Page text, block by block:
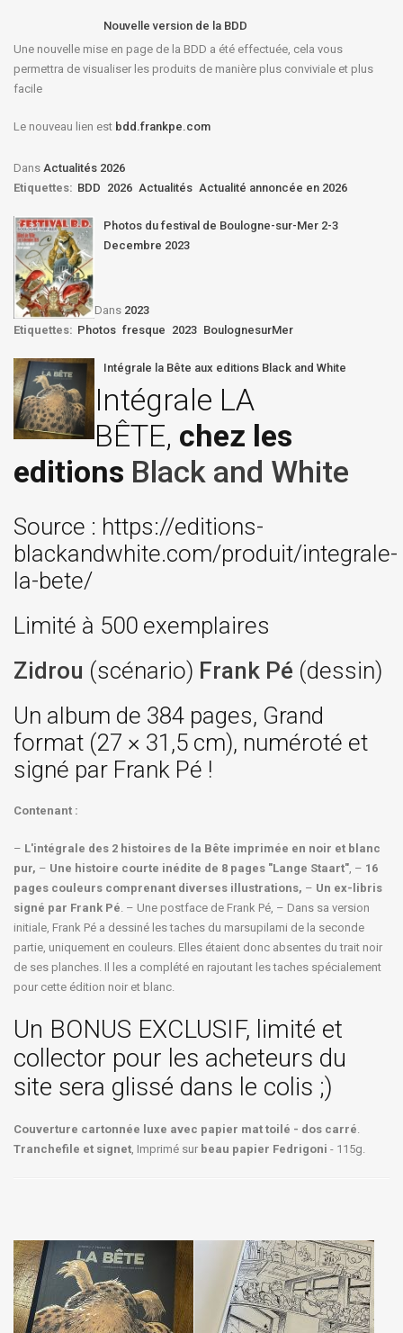
Nouvelle version de la BDD
Une nouvelle mise en page de la BDD a été effectuée, cela vous
permettra de visualiser les produits de manière plus conviviale et plus
facile
Le nouveau lien est bdd.frankpe.com
Dans Actualités 2026
Etiquettes: BDD 2026 Actualités Actualité annoncée en 2026
Photos du festival de Boulogne-sur-Mer 2-3
Decembre 2023
Dans 2023
Etiquettes: Photos fresque 2023 BoulognesurMer
Intégrale la Bête aux editions Black and White
Intégrale LA
BÊTE, chez les
editions Black and White
Source : https://editions-
blackandwhite.com/produit/integrale-
la-bete/
Limité à 500 exemplaires
Zidrou (scénario) Frank Pé (dessin)
Un album de 384 pages, Grand
format (27 × 31,5 cm), numéroté et
signé par Frank Pé !
Contenant :
– L'intégrale des 2 histoires de la Bête imprimée en noir et blanc
pur, – Une histoire courte inédite de 8 pages "Lange Staart", – 16
pages couleurs comprenant diverses illustrations, – Un ex-libris
signé par Frank Pé. – Une postface de Frank Pé, – Dans sa version
initiale, Frank Pé a dessiné les taches du marsupilami de la seconde
partie, uniquement en couleurs. Elles étaient donc absentes du trait noir
de ses planches. Il les a complété en rajoutant les taches spécialement
pour cette édition noir et blanc.
Un BONUS EXCLUSIF, limité et
collector pour les acheteurs du
site sera glissé dans le colis ;)
Couverture cartonnée luxe avec papier mat toilé - dos carré.
Tranchefile et signet, Imprimé sur beau papier Fedrigoni - 115g.